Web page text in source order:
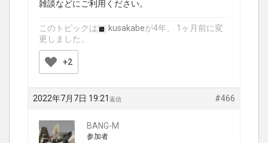
雑談などにご利用ください。
このトピックは kusakabeが4年、 1ヶ月前に変
更しました。
+2
2022年7月7日 19:21 #466
返信
BANG-M
参加者